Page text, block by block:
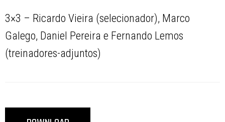
3×3 – Ricardo Vieira (selecionador), Marco
Galego, Daniel Pereira e Fernando Lemos
(treinadores-adjuntos)